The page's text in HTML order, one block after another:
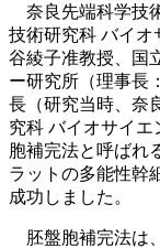
奈良先端科学技
技術研究科 バイオ
谷綾子准教授、国
ー研究所（理事長
長（研究当時、奈
究科 バイオサイ
胞補完法と呼ばれ
ラットの多能性幹
成功しました。
胚盤胞補完法は